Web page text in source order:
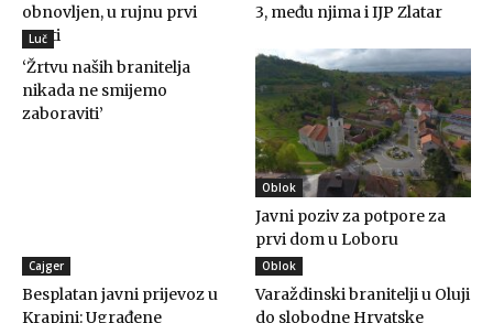
obnovljen, u rujnu prvi
gosti
3, među njima i IJP Zlatar
Luč
‘Žrtvu naših branitelja
nikada ne smijemo
zaboraviti’
Oblok
Javni poziv za potpore za
prvi dom u Loboru
Cajger
Besplatan javni prijevoz u
Krapini: Ugrađene
Oblok
Varaždinski branitelji u Oluji
do slobodne Hrvatske